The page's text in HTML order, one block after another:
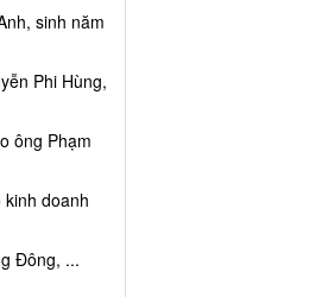
sinh năm
Phi Hùng,
ông Phạm
doanh
Đông, ...